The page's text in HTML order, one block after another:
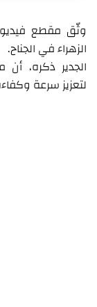
وثّق مقطع
الزهراء في الجناح.
الجدير ذكره،
لتعزيز سرعة